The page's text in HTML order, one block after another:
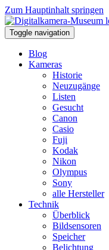
Zum Hauptinhalt springen
Toggle navigation
Blog
Kameras
Historie
Neuzugänge
Listen
Gesucht
Canon
Casio
Fuji
Kodak
Nikon
Olympus
Sony
alle Hersteller
Technik
Überblick
Bildsensoren
Speicher
Belichtung